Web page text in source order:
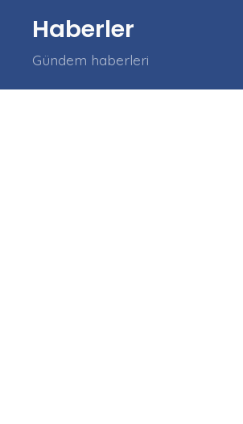
Haberler
Gündem haberleri